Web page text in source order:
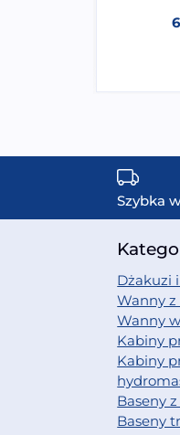
Szybka
Dżakuzi
Wanny
Wanny
Kabiny
Kabiny
Baseny
Baseny